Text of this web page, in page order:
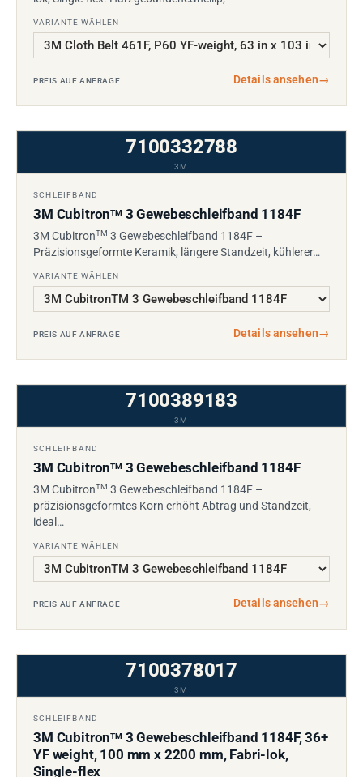
VARIANTE WÄHLEN
PREIS AUF ANFRAGE Details ansehen→
7100332788
3M
SCHLEIFBAND
3M CubitronTM3 Gewebeschleifband 1184F
3M CubitronTM 3 Gewebeschleifband 1184F –
Präzisionsgeformte Keramik, längere Standzeit, kühlerer…
VARIANTE WÄHLEN
PREIS AUF ANFRAGE Details ansehen→
7100389183
3M
SCHLEIFBAND
3M CubitronTM3 Gewebeschleifband 1184F
3M CubitronTM 3 Gewebeschleifband 1184F –
präzisionsgeformtes Korn erhöht Abtrag und Standzeit,
ideal…
VARIANTE WÄHLEN
PREIS AUF ANFRAGE Details ansehen→
7100378017
3M
SCHLEIFBAND
3M CubitronTM3 Gewebeschleifband 1184F, 36+
YF weight, 100 mm x 2200 mm, Fabri-lok,
Single-flex